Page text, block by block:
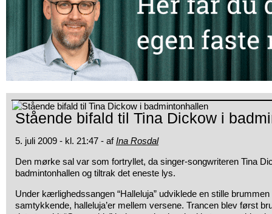
Stående bifald til Tina Dickow i
5. juli 2009 - kl. 21:47 - afIna Rosdal
Den mørke sal var som fortryllet, da singer-songwriteren Tina
badmintonhallen og tiltrak det eneste lys.
Under kærlighedssangen “Halleluja” udviklede en stille
samtykkende, halleluja’er mellem versene. Trancen blev først